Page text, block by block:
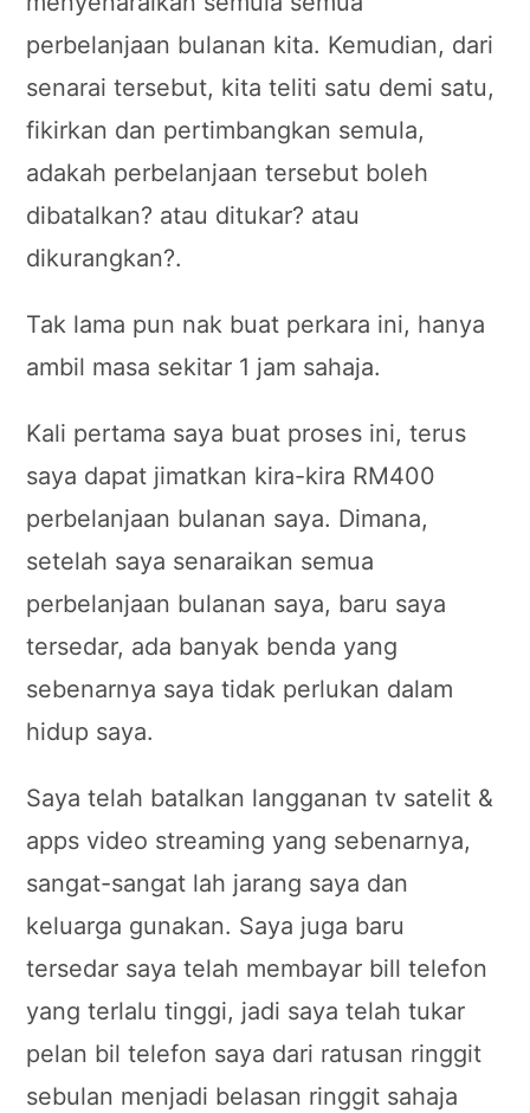
perbelanjaan bulanan kita. Kemudian, dari
senarai tersebut, kita teliti satu demi satu,
fikirkan dan pertimbangkan semula,
adakah perbelanjaan tersebut boleh
dibatalkan? atau ditukar? atau
dikurangkan?.
Tak lama pun nak buat perkara ini, hanya
ambil masa sekitar 1 jam sahaja.
Kali pertama saya buat proses ini, terus
saya dapat jimatkan kira-kira RM400
perbelanjaan bulanan saya. Dimana,
setelah saya senaraikan semua
perbelanjaan bulanan saya, baru saya
tersedar, ada banyak benda yang
sebenarnya saya tidak perlukan dalam
hidup saya.
Saya telah batalkan langganan tv satelit &
apps video streaming yang sebenarnya,
sangat-sangat lah jarang saya dan
keluarga gunakan. Saya juga baru
tersedar saya telah membayar bill telefon
yang terlalu tinggi, jadi saya telah tukar
pelan bil telefon saya dari ratusan ringgit
sebulan menjadi belasan ringgit sahaja